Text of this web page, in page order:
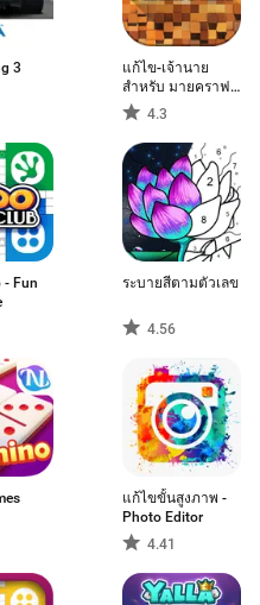
Real Racing 3
แก้ไข-เจ้านาย
สำหรับ มายคราฟ
PE (ฉบับกระเป๋า)
ฟรี
4.3
- Fun
ระบายสีตามตัวเลข
4.56
แก้ไขขั้นสูงภาพ -
Photo Editor
4.41